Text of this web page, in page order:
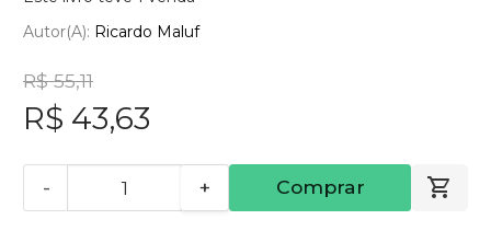
Autor(a): Ricardo Maluf
R$ 55,11
R$ 43,63
- + Comprar